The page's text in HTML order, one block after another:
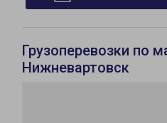
Грузоперевозки по
Нижневартовск